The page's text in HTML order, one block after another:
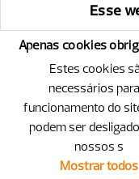
Esse
Apenas cookies
Estes cookies
necessários
funcionamento do
podem ser
nossos s
Mostrar todos